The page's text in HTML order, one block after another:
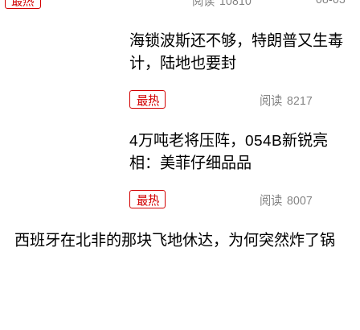
海锁波斯还不够，特朗普又生毒
计，陆地也要封
最热 阅读 8217
4万吨老将压阵，054B新锐亮
相：美菲仔细品品
最热 阅读 8007
西班牙在北非的那块飞地休达，为何突然炸了锅